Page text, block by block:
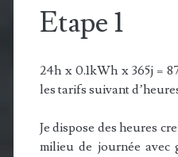
Etape 1
24h x 0.1kWh x 365j =
les tarifs suivant
Je dispose des heures
milieu de journée avec